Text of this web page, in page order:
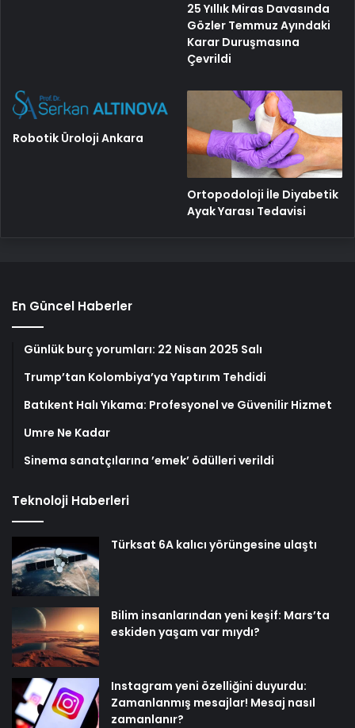
25 Yıllık Miras Davasında
Gözler Temmuz Ayındaki
Karar Duruşmasına
Çevrildi
Robotik Üroloji Ankara
Ortopodoloji İle Diyabetik
Ayak Yarası Tedavisi
En Güncel Haberler
Günlük burç yorumları: 22 Nisan 2025 Salı
Trump’tan Kolombiya’ya Yaptırım Tehdidi
Batıkent Halı Yıkama: Profesyonel ve Güvenilir Hizmet
Umre Ne Kadar
Sinema sanatçılarına ’emek’ ödülleri verildi
Teknoloji Haberleri
Türksat 6A kalıcı yörüngesine ulaştı
Bilim insanlarından yeni keşif: Mars’ta
eskiden yaşam var mıydı?
Instagram yeni özelliğini duyurdu:
Zamanlanmış mesajlar! Mesaj nasıl
zamanlanır?